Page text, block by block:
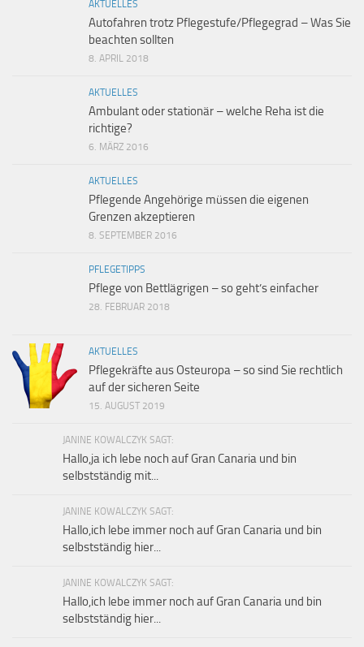
AKTUELLES
Autofahren trotz Pflegestufe/Pflegegrad – Was Sie
beachten sollten
8. APRIL 2018
AKTUELLES
Ambulant oder stationär – welche Reha ist die
richtige?
6. MÄRZ 2016
AKTUELLES
Pflegende Angehörige müssen die eigenen
Grenzen akzeptieren
8. SEPTEMBER 2016
PFLEGETIPPS
Pflege von Bettlägrigen – so geht’s einfacher
28. FEBRUAR 2018
AKTUELLES
Pflegekräfte aus Osteuropa – so sind Sie rechtlich
auf der sicheren Seite
15. AUGUST 2019
JANINE KOWALCZYK SAGT:
Hallo,ja ich lebe noch auf Gran Canaria und bin
selbstständig mit...
JANINE KOWALCZYK SAGT:
Hallo,ich lebe immer noch auf Gran Canaria und bin
selbstständig hier...
JANINE KOWALCZYK SAGT:
Hallo,ich lebe immer noch auf Gran Canaria und bin
selbstständig hier...